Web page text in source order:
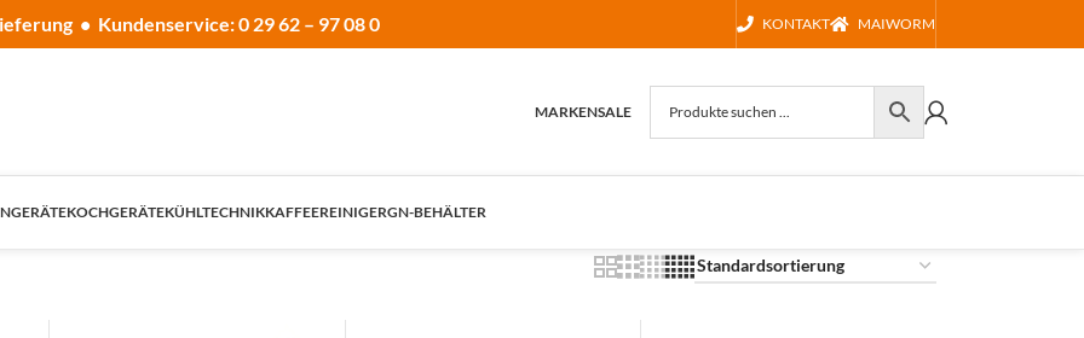
• Kundenservice: 0 29 62 – 97 08 0 KONTAKT MAIWORM
MARKENSALE
KOCHGERÄTEKÜHLTECHNIKKAFFEEREINIGERGN-BEHÄLTER